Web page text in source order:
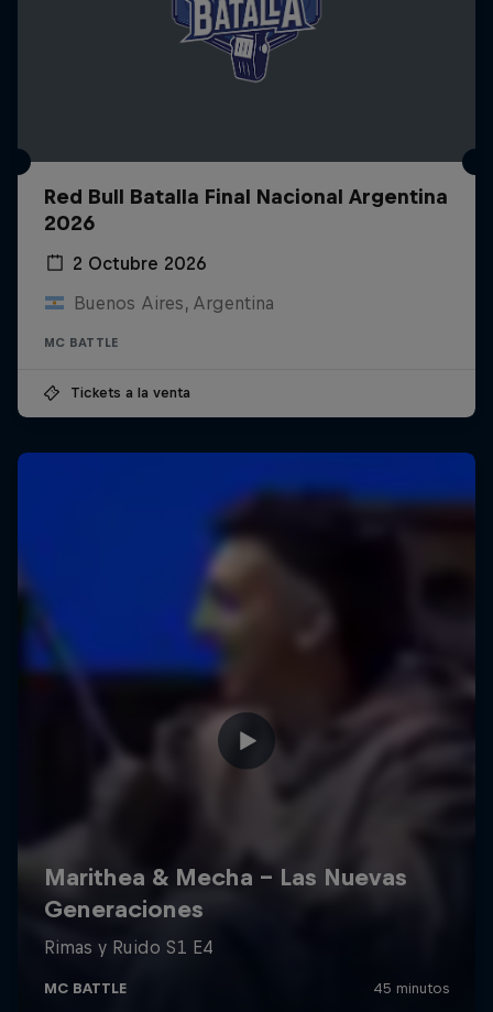
Red Bull Batalla Final Nacional Argentina
2026
2 Octubre 2026
Buenos Aires, Argentina
MC BATTLE
Tickets a la venta